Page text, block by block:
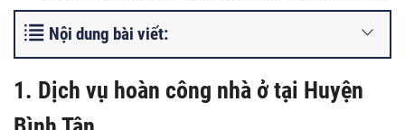
Nội dung bài viết:
1. Dịch vụ hoàn công nhà ở tại Huyện